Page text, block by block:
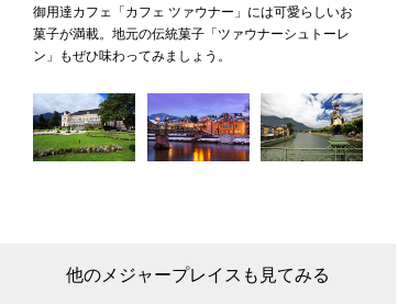
御用達カフェ「カフェ ツァウナー」には可愛らしいお
菓子が満載。地元の伝統菓子「ツァウナーシュトーレ
ン」もぜひ味わってみましょう。
他のメジャープレイスも見てみる